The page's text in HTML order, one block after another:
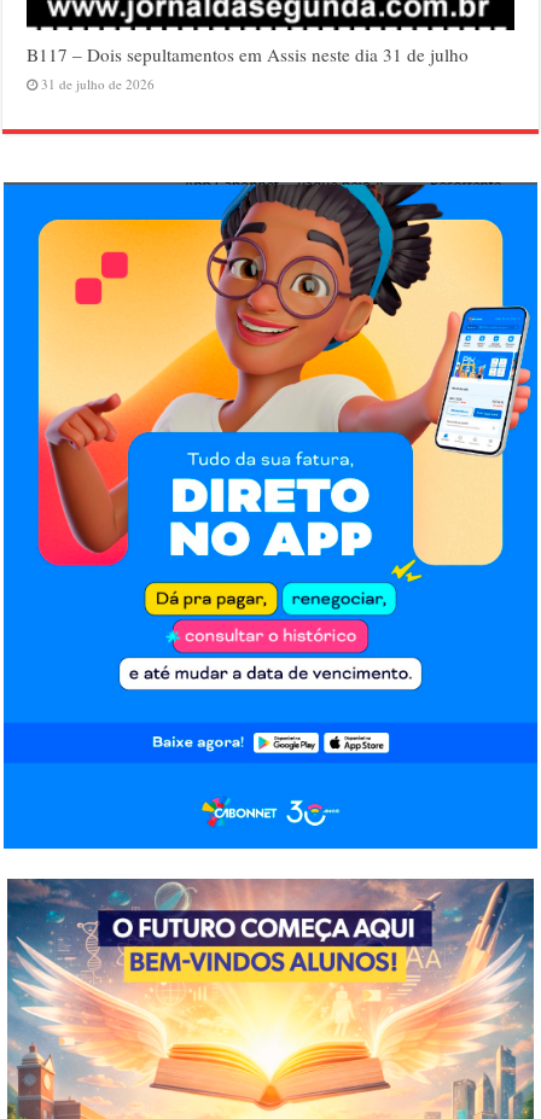
B117 – Dois sepultamentos em Assis neste dia 31 de julho
31 de julho de 2026